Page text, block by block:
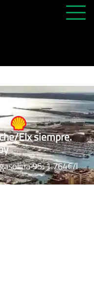
Elx siempre.
95: 1.764€/l